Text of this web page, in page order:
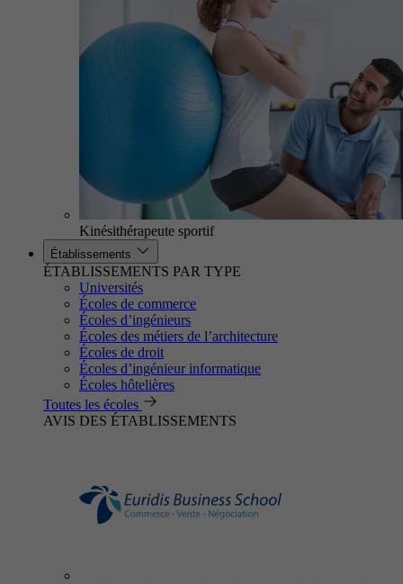
Kinésithérapeute sportif
Établissements
ÉTABLISSEMENTS PAR TYPE
Universités
Écoles de commerce
Écoles d’ingénieurs
Écoles des métiers de l’architecture
Écoles de droit
Écoles d’ingénieur informatique
Écoles hôtelières
Toutes les écoles
AVIS DES ÉTABLISSEMENTS